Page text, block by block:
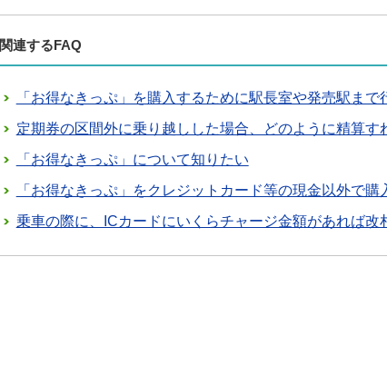
関連するFAQ
「お得なきっぷ」を購入するために駅長室や発売駅ま
定期券の区間外に乗り越しした場合、どのように精算す
「お得なきっぷ」について知りたい
「お得なきっぷ」をクレジットカード等の現金以外で
乗車の際に、ICカードにいくらチャージ金額があれば改